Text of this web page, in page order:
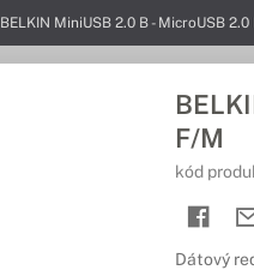
BELKIN MiniUSB 2.0 B - MicroUSB
F/M
kód
Dátový